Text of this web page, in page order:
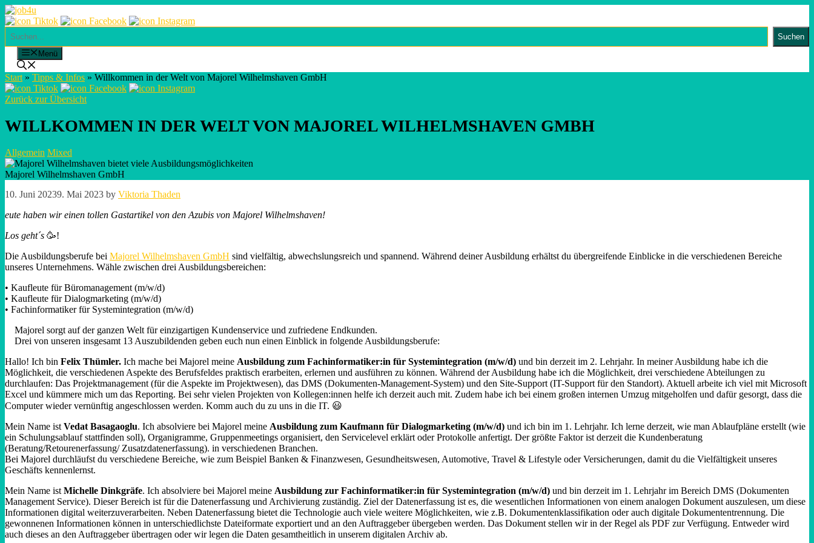
Skip
to
content
Suchen
Suchen
Menü
Start » Tipps & Infos » Willkommen in der Welt von Majorel Wilhelmshaven GmbH
Zurück zur Übersicht
WILLKOMMEN IN DER WELT VON MAJOREL WILHELMSHAVEN GMBH
Allgemein Mixed
Majorel Wilhelmshaven GmbH
10. Juni 20239. Mai 2023 by Viktoria Thaden
eute haben wir einen tollen Gastartikel von den Azubis von Majorel Wilhelmshaven!
Los geht´s 🥳!
Die Ausbildungsberufe bei Majorel Wilhelmshaven GmbH sind vielfältig, abwechslungsreich und spannend. Während deiner Ausbildung erhältst du übergreifende Einblicke in die verschiedenen Bereiche
unseres Unternehmens. Wähle zwischen drei Ausbildungsbereichen:
• Kaufleute für Büromanagement (m/w/d)
• Kaufleute für Dialogmarketing (m/w/d)
• Fachinformatiker für Systemintegration (m/w/d)
Majorel sorgt auf der ganzen Welt für einzigartigen Kundenservice und zufriedene Endkunden.
Drei von unseren insgesamt 13 Auszubildenden geben euch nun einen Einblick in folgende Ausbildungsberufe:
Hallo! Ich bin Felix Thümler. Ich mache bei Majorel meine Ausbildung zum Fachinformatiker:in für Systemintegration (m/w/d) und bin derzeit im 2. Lehrjahr. In meiner Ausbildung habe ich die
Möglichkeit, die verschiedenen Aspekte des Berufsfeldes praktisch erarbeiten, erlernen und ausführen zu können. Während der Ausbildung habe ich die Möglichkeit, drei verschiedene Abteilungen zu
durchlaufen: Das Projektmanagement (für die Aspekte im Projektwesen), das DMS (Dokumenten-Management-System) und den Site-Support (IT-Support für den Standort). Aktuell arbeite ich viel mit Microsoft
Excel und kümmere mich um das Reporting. Bei sehr vielen Projekten von Kollegen:innen helfe ich derzeit auch mit. Zudem habe ich bei einem großen internen Umzug mitgeholfen und dafür gesorgt, dass die
Computer wieder vernünftig angeschlossen werden. Komm auch du zu uns in die IT. 😃
Mein Name ist Vedat Basagaoglu. Ich absolviere bei Majorel meine Ausbildung zum Kaufmann für Dialogmarketing (m/w/d) und ich bin im 1. Lehrjahr. Ich lerne derzeit, wie man Ablaufpläne erstellt (wie
ein Schulungsablauf stattfinden soll), Organigramme, Gruppenmeetings organisiert, den Servicelevel erklärt oder Protokolle anfertigt. Der größte Faktor ist derzeit die Kundenberatung
(Beratung/Retourenerfassung/ Zusatzdatenerfassung). in verschiedenen Branchen.
Bei Majorel durchläufst du verschiedene Bereiche, wie zum Beispiel Banken & Finanzwesen, Gesundheitswesen, Automotive, Travel & Lifestyle oder Versicherungen, damit du die Vielfältigkeit unseres
Geschäfts kennenlernst.
Mein Name ist Michelle Dinkgräfe. Ich absolviere bei Majorel meine Ausbildung zur Fachinformatiker:in für Systemintegration (m/w/d) und bin derzeit im 1. Lehrjahr im Bereich DMS (Dokumenten
Management Service). Dieser Bereich ist für die Datenerfassung und Archivierung zuständig. Ziel der Datenerfassung ist es, die wesentlichen Informationen von einem analogen Dokument auszulesen, um diese
Informationen digital weiterzuverarbeiten. Neben Datenerfassung bietet die Technologie auch viele weitere Möglichkeiten, wie z.B. Dokumentenklassifikation oder auch digitale Dokumententrennung. Die
gewonnenen Informationen können in unterschiedlichste Dateiformate exportiert und an den Auftraggeber übergeben werden. Das Dokument stellen wir in der Regel als PDF zur Verfügung. Entweder wird
auch dieses an den Auftraggeber übertragen oder wir legen die Daten gesamtheitlich in unserem digitalen Archiv ab.